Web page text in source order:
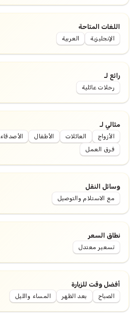
اللغات المتاحة
الإنجليزية العربية
رائع لـ
رحلات عائلية
مثالي لـ
الأزواج العائلات الأطفال الأصدقاء
فرق العمل
وسائل النقل
مع الاستلام والتوصيل
نطاق السعر
تسعير معتدل
أفضل وقت للزيارة
الصباح بعد الظهر المساء والليل